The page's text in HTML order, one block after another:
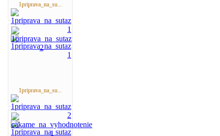
1priprava_na_su...
1priprava_na_su...